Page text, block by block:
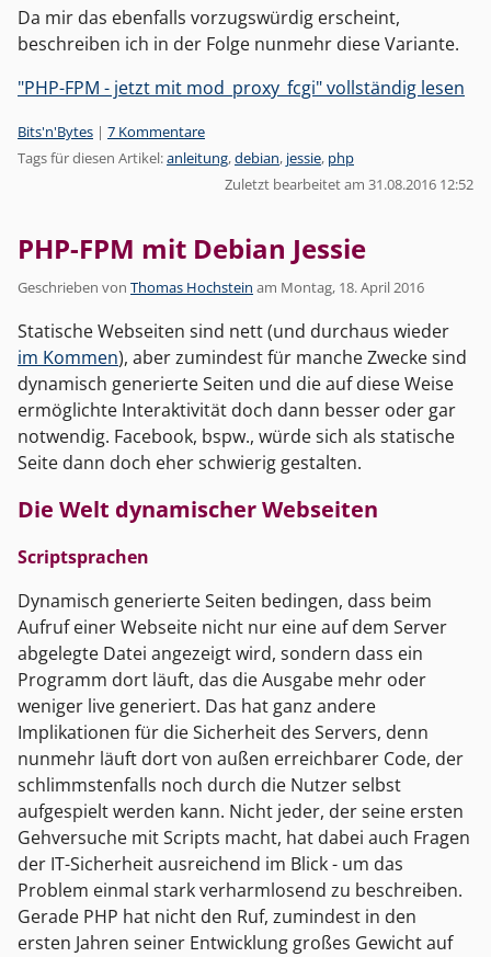
Da mir das ebenfalls vorzugswürdig erscheint,
beschreiben ich in der Folge nunmehr diese Variante.
"PHP-FPM - jetzt mit mod_proxy_fcgi" vollständig lesen
Kategorien:
Bits'n'Bytes | 7 Kommentare
Tags für diesen Artikel:anleitung,debian, jessie, php
Zuletzt bearbeitet am 31.08.2016 12:52
PHP-FPM mit Debian Jessie
Geschrieben von Thomas Hochstein am Montag, 18. April 2016
Statische Webseiten sind nett (und durchaus wieder
im Kommen), aber zumindest für manche Zwecke sind
dynamisch generierte Seiten und die auf diese Weise
ermöglichte Interaktivität doch dann besser oder gar
notwendig. Facebook, bspw., würde sich als statische
Seite dann doch eher schwierig gestalten.
Die Welt dynamischer Webseiten
Scriptsprachen
Dynamisch generierte Seiten bedingen, dass beim
Aufruf einer Webseite nicht nur eine auf dem Server
abgelegte Datei angezeigt wird, sondern dass ein
Programm dort läuft, das die Ausgabe mehr oder
weniger live generiert. Das hat ganz andere
Implikationen für die Sicherheit des Servers, denn
nunmehr läuft dort von außen erreichbarer Code, der
schlimmstenfalls noch durch die Nutzer selbst
aufgespielt werden kann. Nicht jeder, der seine ersten
Gehversuche mit Scripts macht, hat dabei auch Fragen
der IT-Sicherheit ausreichend im Blick - um das
Problem einmal stark verharmlosend zu beschreiben.
Gerade PHP hat nicht den Ruf, zumindest in den
ersten Jahren seiner Entwicklung großes Gewicht auf